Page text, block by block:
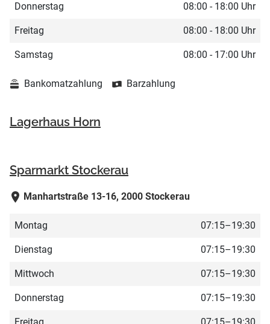
Donnerstag 08:00 - 18:00 Uhr
Freitag 08:00 - 18:00 Uhr
Samstag 08:00 - 17:00 Uhr
Bankomatzahlung Barzahlung
Lagerhaus Horn
Sparmarkt Stockerau
Manhartstraße 13-16, 2000 Stockerau
Montag 07:15–19:30
Dienstag 07:15–19:30
Mittwoch 07:15–19:30
Donnerstag 07:15–19:30